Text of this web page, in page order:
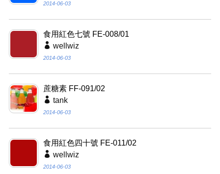
2014-06-03
食用紅色七號 FE-008/01
wellwiz
2014-06-03
蔗糖素 FF-091/02
tank
2014-06-03
食用紅色四十號 FE-011/02
wellwiz
2014-06-03